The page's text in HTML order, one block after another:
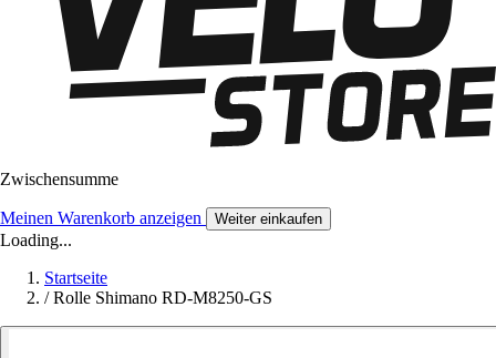
Zwischensumme
Meinen Warenkorb anzeigen Weiter einkaufen
Loading...
Startseite
/ Rolle Shimano RD-M8250-GS